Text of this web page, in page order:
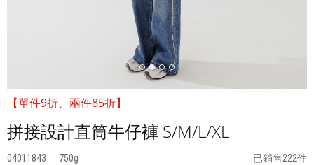
【單件9折、兩件85折】
拼接設計直筒牛仔褲 S/M/L/XL
04011843 750 已銷售222件